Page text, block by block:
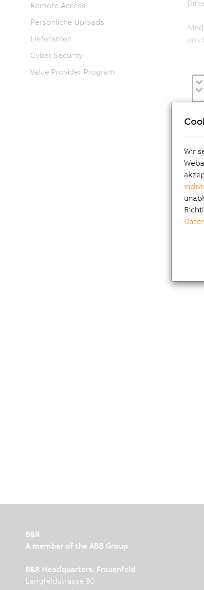
Remote Access
Persönliche Uploads
Lieferanten
Cyber Security
Value Provider Program
B&R
A member of the ABB Group
B&R Headquarters: Frauenfeld
Langfeldstrasse 90
Wir